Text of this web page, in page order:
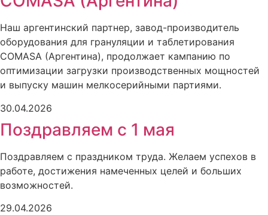
Наш аргентинский партнер, завод-производитель
оборудования для грануляции и таблетирования
COMASA (Аргентина), продолжает кампанию по
оптимизации загрузки производственных мощностей
и выпуску машин мелкосерийными партиями.
30.04.2026
Поздравляем с 1 мая
Поздравляем с праздником труда. Желаем успехов в
работе, достижения намеченных целей и больших
возможностей.
29.04.2026